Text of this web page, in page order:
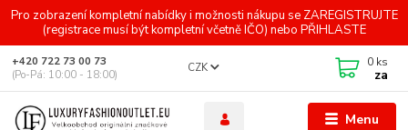
Pro zobrazení kompletní nabídky i možnosti nákupu se ZAREGISTRUJTE
(registrace musí být kompletní včetně IČO) nebo PŘIHLASTE
Menu
CZK
+420 722 73 00 73
(Po-Pá: 10:00 - 18:00)
0 ks
za